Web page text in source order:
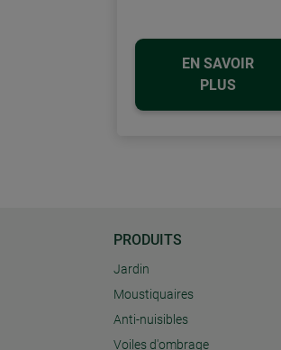
EN SAVOIR
PLUS
PRODUITS
Jardin
Moustiquaires
Anti-nuisibles
Voiles d'ombrage